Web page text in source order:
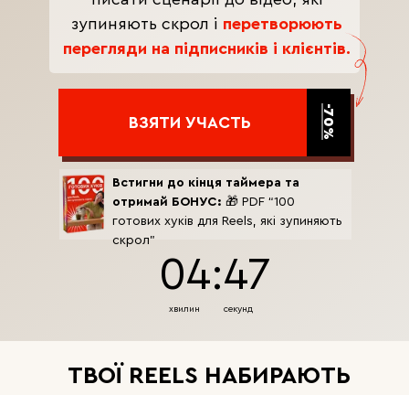
ВЗЯТИ УЧАСТЬ -70%
хвилин секунд
04:45
Встигни до кінця таймера та
отримай БОНУС: 🎁 PDF “100
готових хуків для Reels, які зупиняють
скрол”
зупиняють скрол і перетворюють
перегляди на підписників і клієнтів.
ТВОЇ REELS НАБИРАЮТЬ